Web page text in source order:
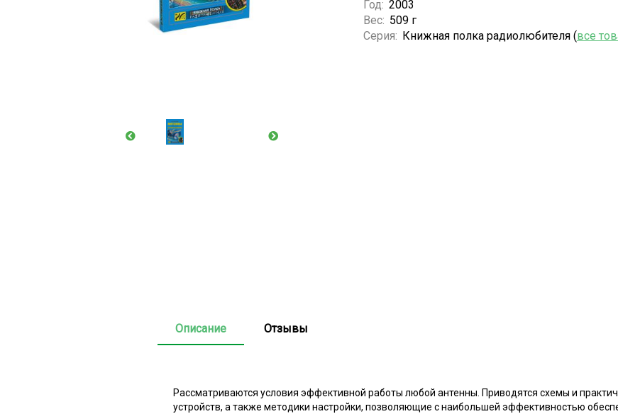
Год: 2003
Вес: 509 г
Серия: Книжная полка радиолюбителя (все
Описание Отзывы
Рассматриваются условия эффективной работы любой антенны. Приводятся схемы и
устройств, а также методики настройки, позволяющие с наибольшей эффективностью